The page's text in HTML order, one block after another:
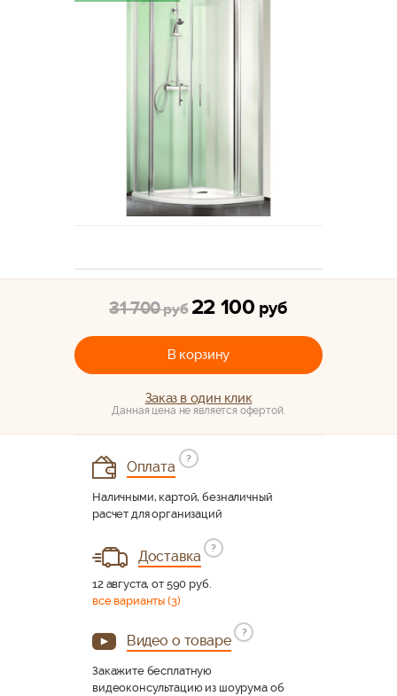
31 700руб 22 100 руб
В корзину
Заказ в один клик
Данная цена не является офертой.
Оплата
?
Наличными, картой, безналичный
расчет для организаций
Доставка
?
12 августа, от 590 руб.
все варианты (3)
Видео о товаре
?
Закажите бесплатную
видеоконсультацию из шоурума об